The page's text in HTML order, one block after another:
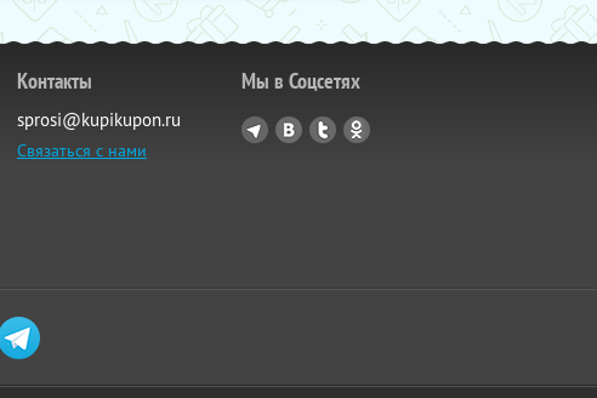
Контакты
sprosi@kupikupon.ru
Связаться с нами
Мы в Соцсетях